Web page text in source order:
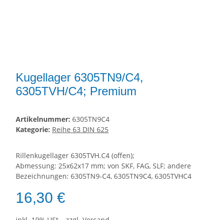
Kugellager 6305TN9/C4,
6305TVH/C4; Premium
Artikelnummer: 6305TN9C4
Kategorie: Reihe 63 DIN 625
Rillenkugellager 6305TVH.C4 (offen);
Abmessung: 25x62x17 mm; von SKF, FAG, SLF; andere
Bezeichnungen: 6305TN9-C4, 6305TN9C4, 6305TVHC4
16,30 €